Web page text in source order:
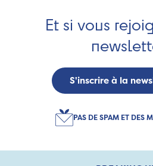
Et si vous
S'inscrire à la
PAS DE SPAM ET DES